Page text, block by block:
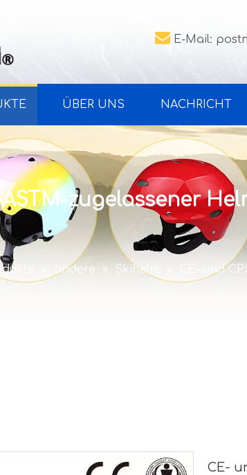
 E-Mail:
ÜBER UNS NACHRICHT
ASTM-zugelassener
andere » Skihelm
CE- und
CE-